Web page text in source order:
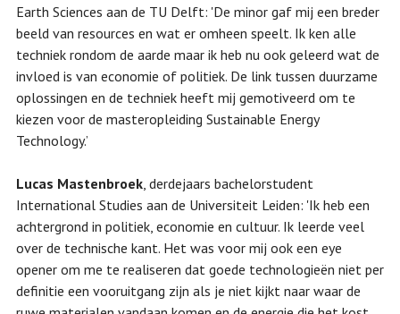
Earth Sciences aan de TU Delft: 'De minor gaf mij een breder
beeld van resources en wat er omheen speelt. Ik ken alle
techniek rondom de aarde maar ik heb nu ook geleerd wat de
invloed is van economie of politiek. De link tussen duurzame
oplossingen en de techniek heeft mij gemotiveerd om te
kiezen voor de masteropleiding Sustainable Energy
Technology.’
Lucas Mastenbroek, derdejaars bachelorstudent
International Studies aan de Universiteit Leiden: 'Ik heb een
achtergrond in politiek, economie en cultuur. Ik leerde veel
over de technische kant. Het was voor mij ook een eye
opener om me te realiseren dat goede technologieën niet per
definitie een vooruitgang zijn als je niet kijkt naar waar de